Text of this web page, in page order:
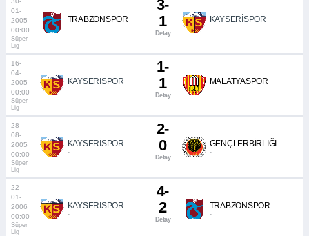
01-
2005
00:00
Süper
Lig
TRABZONSPOR
-
3-
1
Detay
KAYSERİSPOR
-
16-
04-
2005
00:00
Süper
Lig
KAYSERİSPOR
-
1-
1
Detay
MALATYASPOR
-
28-
08-
2005
00:00
Süper
Lig
KAYSERİSPOR
-
2-
0
Detay
GENÇLERBİRLİĞİ
-
22-
01-
2006
00:00
Süper
Lig
KAYSERİSPOR
-
4-
2
Detay
TRABZONSPOR
-